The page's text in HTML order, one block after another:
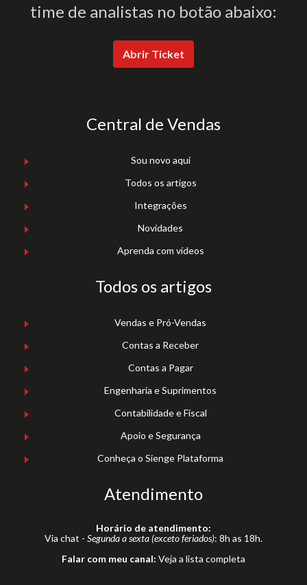
time de analistas no botão abaixo:
Abrir Ticket
Central de Vendas
Sou novo aqui
Todos os artigos
Integrações
Novidades
Aprenda com vídeos
Todos os artigos
Vendas e Pró-Vendas
Contas a Receber
Contas a Pagar
Engenharia e Suprimentos
Contabilidade e Fiscal
Apoio e Segurança
Conheça o Sienge Plataforma
Atendimento
Horário de atendimento:
Via chat - Segunda a sexta (exceto feriados): 8h as 18h.
Falar com meu canal: Veja a lista completa